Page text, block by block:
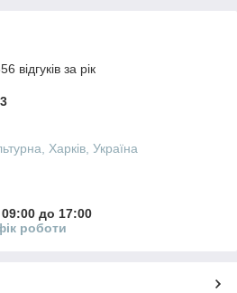
відгуків за рік
Харків, Україна
до 17:00
роботи